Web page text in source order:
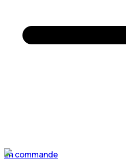
En commande